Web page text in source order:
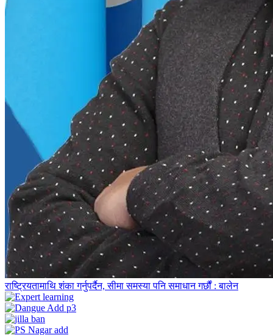
राष्ट्रियतामाथि शंका गर्नुपर्दैन, सीमा समस्या पनि समाधान गर्छौं : बालेन